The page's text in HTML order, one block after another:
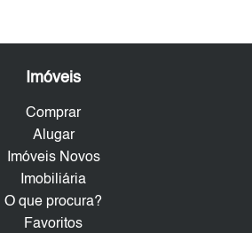
Imóveis
Comprar
Alugar
Imóveis Novos
Imobiliária
O que procura?
Favoritos